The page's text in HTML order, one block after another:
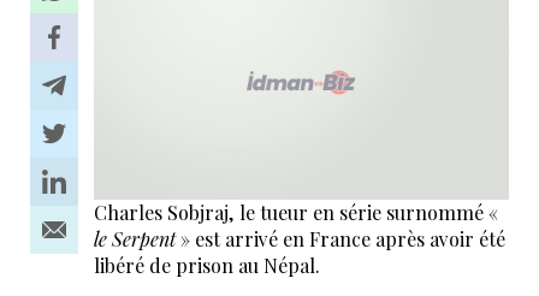
Charles Sobjraj, le tueur en série surnommé «
le Serpent» est arrivé en France après avoir été
libéré de prison au Népal.